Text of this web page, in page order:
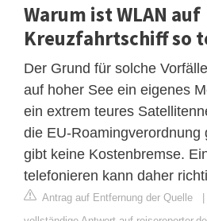
Warum ist WLAN auf
Kreuzfahrtschiff so
Der Grund für solche
auf hoher See ein eigenes
ein extrem teures
die EU-Roamingverordnung
gibt keine Kostenbremse.
telefonieren kann daher
Antrag auf Entfernung der Quelle